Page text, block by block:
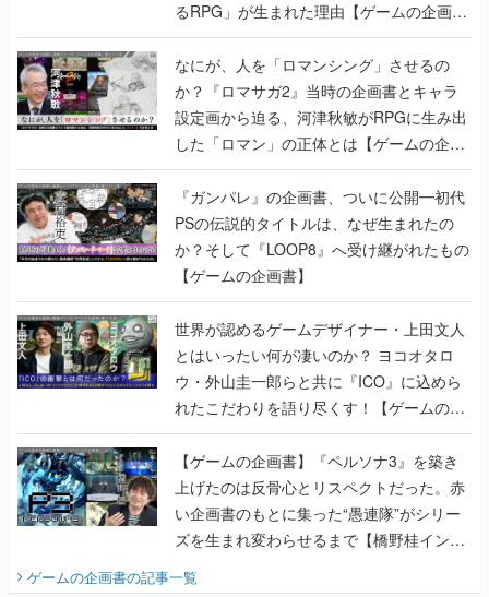
るRPG」が生まれた理由【ゲームの企画
書】
なにが、人を「ロマンシング」させるの
か？『ロマサガ2』当時の企画書とキャラ
設定画から迫る、河津秋敏がRPGに生み出
した「ロマン」の正体とは【ゲームの企画
書】
『ガンパレ』の企画書、ついに公開━初代
PSの伝説的タイトルは、なぜ生まれたの
か？そして『LOOP8』へ受け継がれたもの
【ゲームの企画書】
世界が認めるゲームデザイナー・上田文人
とはいったい何が凄いのか？ ヨコオタロ
ウ・外山圭一郎らと共に『ICO』に込めら
れたこだわりを語り尽くす！【ゲームの企
画書】
【ゲームの企画書】『ペルソナ3』を築き
上げたのは反骨心とリスペクトだった。赤
い企画書のもとに集った“愚連隊”がシリー
ズを生まれ変わらせるまで【橋野桂インタ
ビュー】
ゲームの企画書の記事一覧